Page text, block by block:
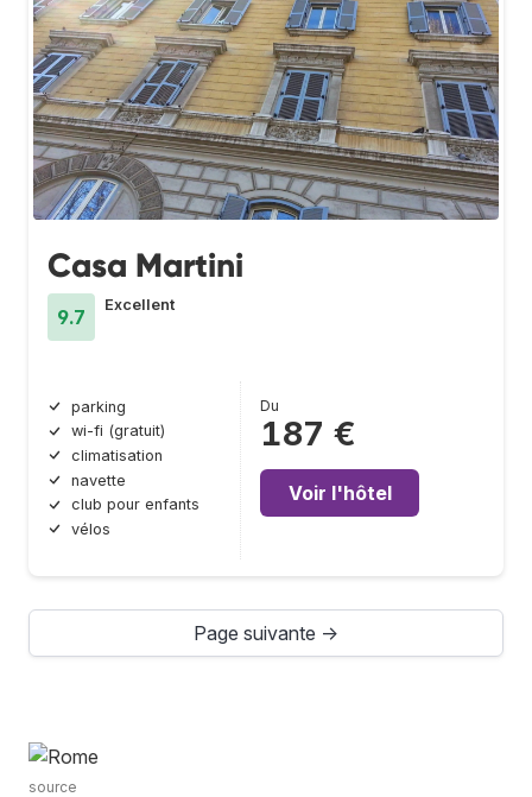
Casa Martini
9.7
Excellent
parking
wi-fi (gratuit)
climatisation
navette
club pour enfants
vélos
Du
187 €
Voir l'hôtel
Page suivante →
source